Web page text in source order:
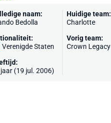
naam:
Bedolla
Verenigde Staten
(19 jul. 2006)
Huidige team:
Charlotte
Vorig team:
Crown Legacy